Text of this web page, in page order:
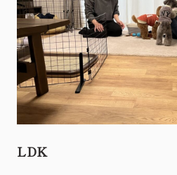
LDK